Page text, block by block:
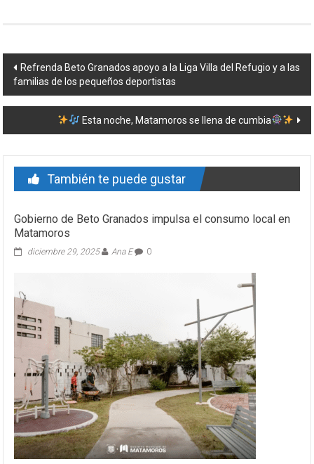
Navegación
de
entrada
Refrenda Beto Granados apoyo a la Liga Villa del Refugio y a las
familias de los pequeños deportistas
Esta noche, Matamoros se llena de cumbia
También te puede gustar
Gobierno de Beto Granados impulsa el consumo local en
Matamoros
diciembre 29, 2025 Ana E 0